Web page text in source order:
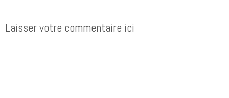
Laisser votre commentaire ici